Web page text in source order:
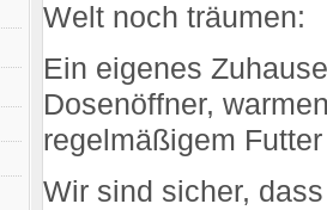
Welt noch träumen:
Ein eigenes
Dosenöffner,
regelmäßigem
Wir sind sicher,